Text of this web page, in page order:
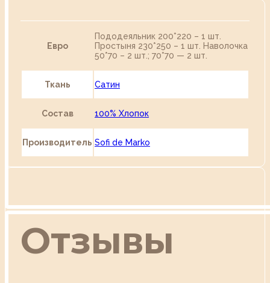
Евро
Пододеяльник 200*220 – 1 шт.
Простыня 230*250 – 1 шт. Наволочка
50*70 – 2 шт.; 70*70 — 2 шт.
Ткань Сатин
Состав 100% Хлопок
Производитель Sofi de Marko
Отзывы